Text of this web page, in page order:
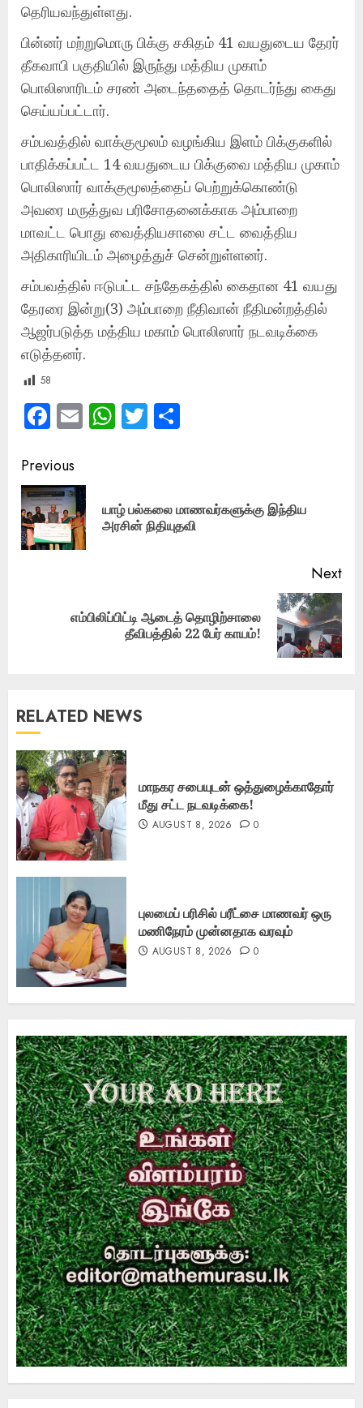
தெரியவந்துள்ளது.
பின்னர் மற்றுமொரு பிக்கு சகிதம் 41 வயதுடைய தேரர்
தீகவாபி பகுதியில் இருந்து மத்திய முகாம்
பொலிஸாரிடம் சரண் அடைந்ததைத் தொடர்ந்து கைது
செய்யப்பட்டார்.
சம்பவத்தில் வாக்குமூலம் வழங்கிய இளம் பிக்குகளில்
பாதிக்கப்பட்ட 14 வயதுடைய பிக்குவை மத்திய முகாம்
பொலிஸார் வாக்குமூலத்தைப் பெற்றுக்கொண்டு
அவரை மருத்துவ பரிசோதனைக்காக அம்பாறை
மாவட்ட பொது வைத்தியசாலை சட்ட வைத்திய
அதிகாரியிடம் அழைத்துச் சென்றுள்ளனர்.
சம்பவத்தில் ஈடுபட்ட சந்தேகத்தில் கைதான 41 வயது
தேரரை இன்று(3) அம்பாறை நீதிவான் நீதிமன்றத்தில்
ஆஜர்படுத்த மத்திய மகாம் பொலிஸார் நடவடிக்கை
எடுத்தனர்.
58
Facebook
EmailWhatsApp
Twitter
Post
navigation
Previous
யாழ் பல்கலை மாணவர்களுக்கு இந்திய
அரசின் நிதியுதவி
Next
எம்பிலிப்பிட்டி ஆடைத் தொழிற்சாலை
தீவிபத்தில் 22 பேர் காயம்!
RELATED NEWS
மாநகர சபையுடன் ஒத்துழைக்காதோர்
மீது சட்ட நடவடிக்கை!
AUGUST 8, 2026 0
புலமைப் பரிசில் பரீட்சை மாணவர் ஒரு
மணிநேரம் முன்னதாக வரவும்
AUGUST 8, 2026 0